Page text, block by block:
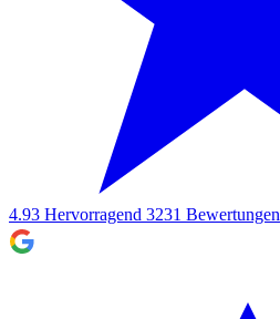
4.93 Hervorragend 3231 Bewertungen